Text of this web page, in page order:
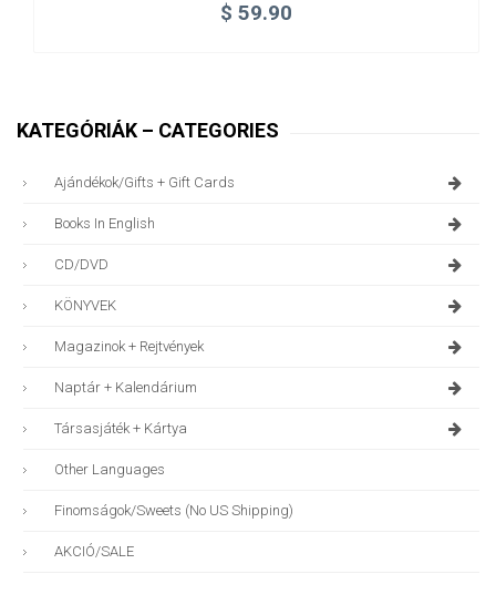
$ 59.90
KATEGÓRIÁK – CATEGORIES
Ajándékok/gifts + Gift Cards
Books In English
CD/DVD
KÖNYVEK
Magazinok + Rejtvények
Naptár + Kalendárium
Társasjáték + Kártya
Other Languages
Finomságok/sweets (no US Shipping)
AKCIÓ/SALE